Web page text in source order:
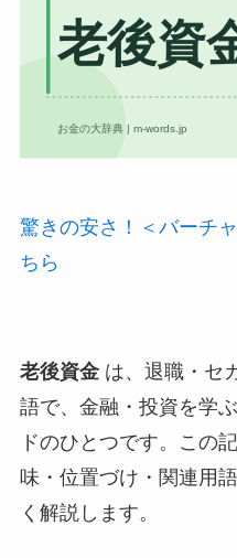
驚きの安さ！＜バーチ
ちら
老後資金は、退職・セ
語で、金融・投資を学
ドのひとつです。この
味・位置づけ・関連用
く解説します。